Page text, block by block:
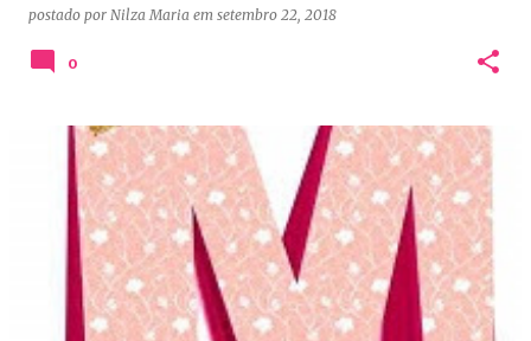
postado por Nilza Maria em setembro 22, 2018
0